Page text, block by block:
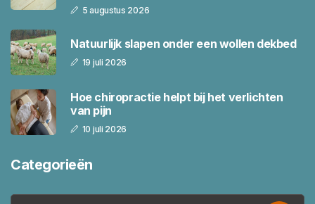
5 augustus 2026
Natuurlijk slapen onder een wollen dekbed
19 juli 2026
Hoe chiropractie helpt bij het verlichten
van pijn
10 juli 2026
Categorieën